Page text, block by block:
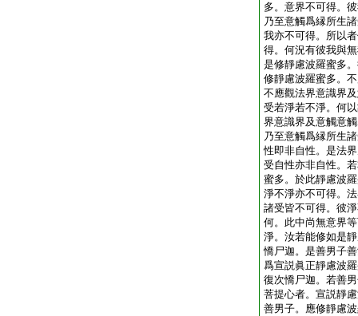
多。意界不可得。
乃至意觸爲縁所生
我亦不可得。所以
得。何況有彼我與
是修靜慮波羅蜜多
修靜慮波羅蜜多。
不應觀法界意識界
受若淨若不淨。何
界意識界及意觸意
乃至意觸爲縁所生
性即非自性。是法
受自性亦非自性。
蜜多。於此靜慮波
淨不淨亦不可得。
諸受皆不可得。彼
何。此中尚無意界
淨。汝若能修如是
憍尸迦。是善男子
爲宣説眞正靜慮波
復次憍尸迦。若善
菩提心者。宣説靜
善男子。應修靜慮